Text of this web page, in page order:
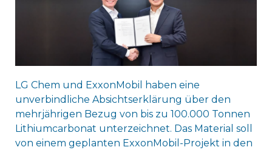
LG Chem und ExxonMobil haben eine
unverbindliche Absichtserklärung über den
mehrjährigen Bezug von bis zu 100.000 Tonnen
Lithiumcarbonat unterzeichnet. Das Material soll
von einem geplanten ExxonMobil-Projekt in den